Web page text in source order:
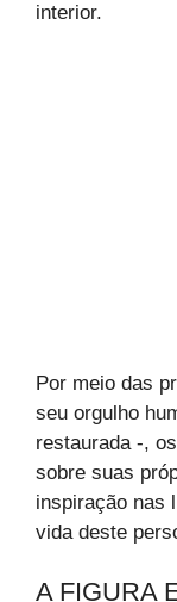
interior.
Por meio das
seu orgulho
restaurada -,
sobre suas
inspiração nas
vida deste
A FIGURA